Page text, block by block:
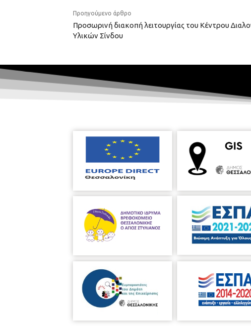
Προηγούμενο άρθρο
Προσωρινή διακοπή λειτουργίας του Κέντρου
Υλικών Σίνδου